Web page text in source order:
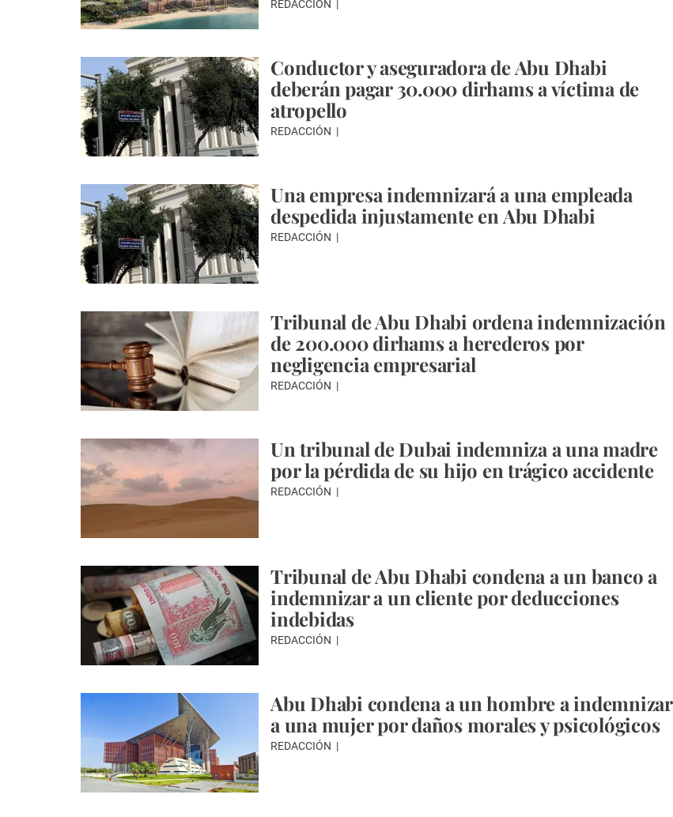
REDACCIÓN
Conductor y aseguradora de Abu Dhabi
deberán pagar 30.000 dirhams a víctima de
atropello
REDACCIÓN
Una empresa indemnizará a una empleada
despedida injustamente en Abu Dhabi
REDACCIÓN
Tribunal de Abu Dhabi ordena indemnización
de 200.000 dirhams a herederos por
negligencia empresarial
REDACCIÓN
Un tribunal de Dubai indemniza a una madre
por la pérdida de su hijo en trágico accidente
REDACCIÓN
Tribunal de Abu Dhabi condena a un banco a
indemnizar a un cliente por deducciones
indebidas
REDACCIÓN
Abu Dhabi condena a un hombre a indemnizar
a una mujer por daños morales y psicológicos
REDACCIÓN